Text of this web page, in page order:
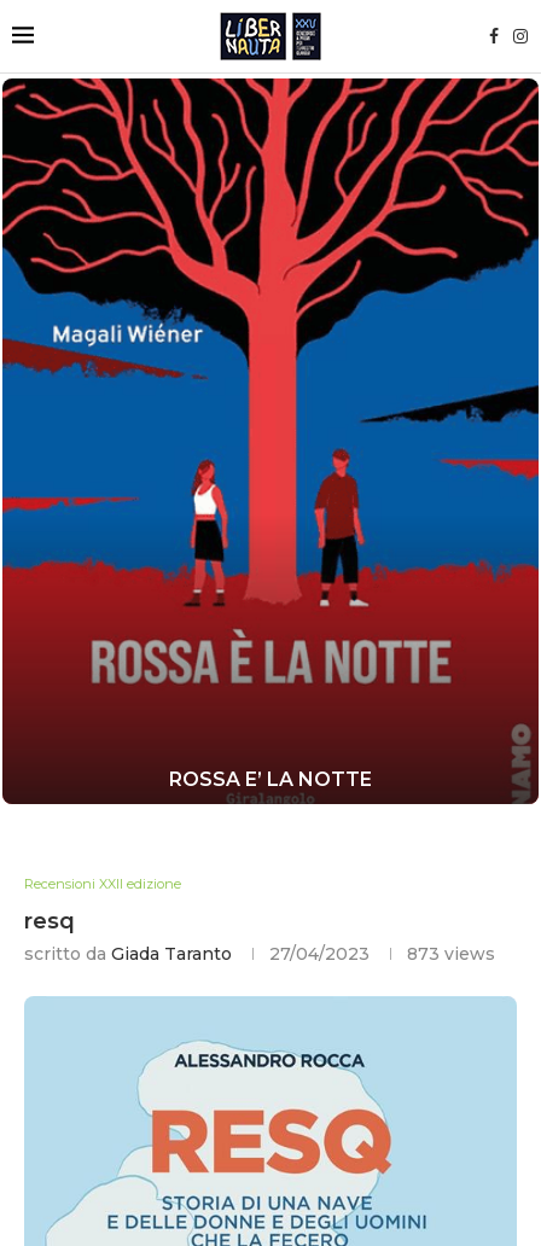
ROSSA E’ LA NOTTE
Recensioni XXII edizione
resq
scritto da Giada Taranto 27/04/2023 873 views